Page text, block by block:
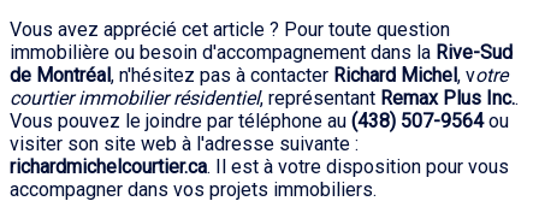
Vous avez apprécié cet article ? Pour toute question
immobilière ou besoin d'accompagnement dans la Rive-Sud
de Montréal, n'hésitez pas à contacter Richard Michel, votre
courtier immobilier résidentiel, représentant Remax Plus Inc..
Vous pouvez le joindre par téléphone au (438) 507-9564ou
visiter son site web à l'adresse suivante :
richardmichelcourtier.ca. Il est à votre disposition pour vous
accompagner dans vos projets immobiliers.